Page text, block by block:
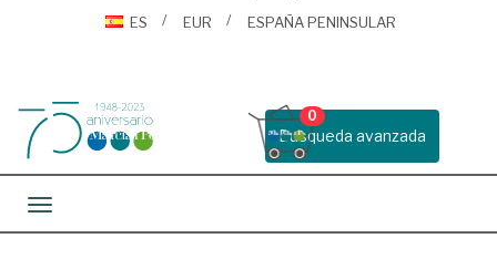
ES
EUR ESPAÑA PENINSULAR
Busqueda avanzada
0
Toggle navigation